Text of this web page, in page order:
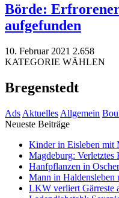
Börde:
aufgefunden
10. Februar 2021 2.658
KATEGORIE WÄHLEN
Bregenstedt
Ads Aktuelles Allgemein
Neueste Beiträge
Kinder in Eisleben mit
Magdeburg: Verletztes
Hanfpflanzen in
Mann in Haldensleben
LKW verliert Gärreste